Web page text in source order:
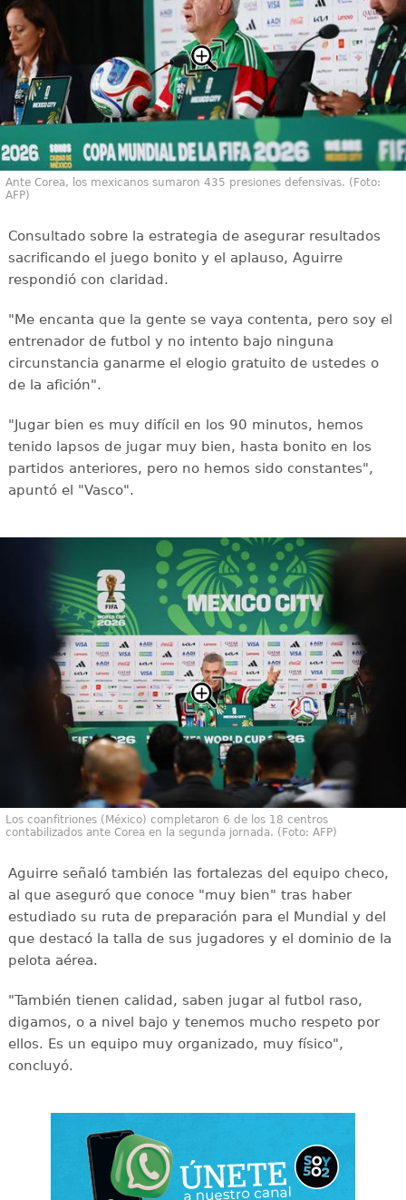
Ante Corea, los mexicanos sumaron 435 presiones defensivas. (Foto:
AFP)
Consultado sobre la estrategia de asegurar resultados
sacrificando el juego bonito y el aplauso, Aguirre
respondió con claridad.
"Me encanta que la gente se vaya contenta, pero soy el
entrenador de futbol y no intento bajo ninguna
circunstancia ganarme el elogio gratuito de ustedes o
de la afición".
"Jugar bien es muy difícil en los 90 minutos, hemos
tenido lapsos de jugar muy bien, hasta bonito en los
partidos anteriores, pero no hemos sido constantes",
apuntó el "Vasco".
Los coanfitriones (México) completaron 6 de los 18 centros
contabilizados ante Corea en la segunda jornada. (Foto: AFP)
Aguirre señaló también las fortalezas del equipo checo,
al que aseguró que conoce "muy bien" tras haber
estudiado su ruta de preparación para el Mundial y del
que destacó la talla de sus jugadores y el dominio de la
pelota aérea.
"También tienen calidad, saben jugar al futbol raso,
digamos, o a nivel bajo y tenemos mucho respeto por
ellos. Es un equipo muy organizado, muy físico",
concluyó.